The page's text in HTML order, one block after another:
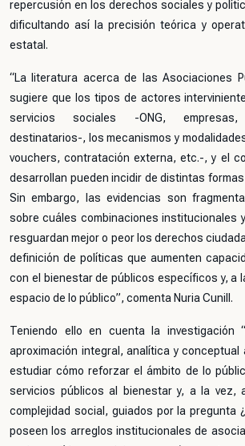
repercusión en los derechos sociales y
dificultando así la precisión teórica y
estatal.
“La literatura acerca de las Asociaciones
sugiere que los tipos de actores
servicios sociales -ONG,
destinatarios-, los mecanismos y
vouchers, contratación externa, etc.-, y el
desarrollan pueden incidir de distintas
Sin embargo, las evidencias son
sobre cuáles combinaciones institucionales
resguardan mejor o peor los derechos
definición de políticas que aumenten
con el bienestar de públicos específicos y, a
espacio de lo público”, comenta Nuria Cunill.
Teniendo ello en cuenta la investigación
aproximación integral, analítica y conceptual
estudiar cómo reforzar el ámbito de lo
servicios públicos al bienestar y, a la vez,
complejidad social, guiados por la pregunta
poseen los arreglos institucionales de